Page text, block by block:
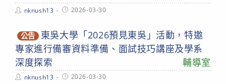
Postnknush13
Post2026-03-30
公告
東吳大學「2026預見東吳」活動，特邀
專家進行備審資料準備、面試技巧講座及學系
深度探索
輔導室
Postnknush13
Post2026-03-30